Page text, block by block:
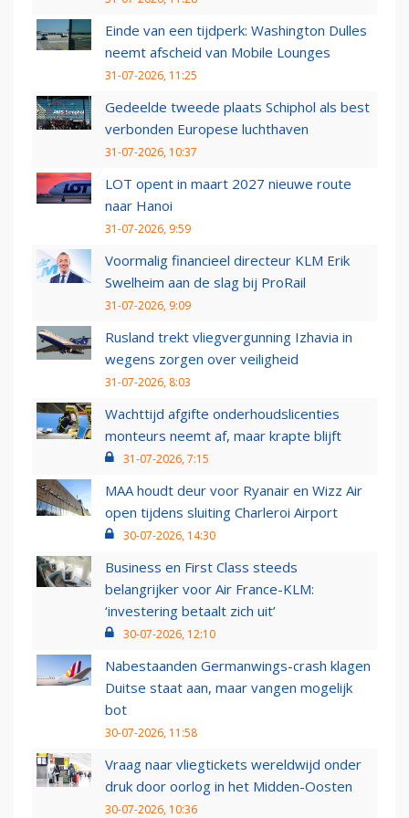
Einde van een tijdperk: Washington Dulles
neemt afscheid van Mobile Lounges
31-07-2026, 11:25
Gedeelde tweede plaats Schiphol als best
verbonden Europese luchthaven
31-07-2026, 10:37
LOT opent in maart 2027 nieuwe route
naar Hanoi
31-07-2026, 9:59
Voormalig financieel directeur KLM Erik
Swelheim aan de slag bij ProRail
31-07-2026, 9:09
Rusland trekt vliegvergunning Izhavia in
wegens zorgen over veiligheid
31-07-2026, 8:03
Wachttijd afgifte onderhoudslicenties
monteurs neemt af, maar krapte blijft
31-07-2026, 7:15
MAA houdt deur voor Ryanair en Wizz Air
open tijdens sluiting Charleroi Airport
30-07-2026, 14:30
Business en First Class steeds
belangrijker voor Air France-KLM:
‘investering betaalt zich uit’
30-07-2026, 12:10
Nabestaanden Germanwings-crash klagen
Duitse staat aan, maar vangen mogelijk
bot
30-07-2026, 11:58
Vraag naar vliegtickets wereldwijd onder
druk door oorlog in het Midden-Oosten
30-07-2026, 10:36